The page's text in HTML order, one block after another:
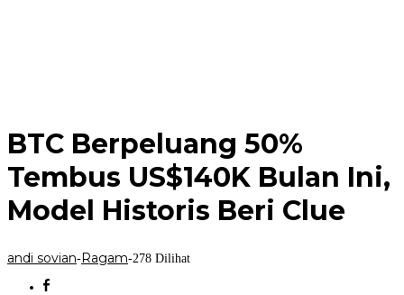
BTC Berpeluang 50%
Tembus US$140K Bulan Ini,
Model Historis Beri Clue
andi sovian-Ragam-278 Dilihat